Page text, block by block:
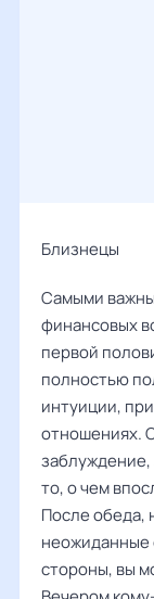
Близнецы
Самыми
финансовых
первой
полностью
интуиции,
отношениях.
заблуждение,
то, о чем
После обеда,
неожиданные
стороны, вы